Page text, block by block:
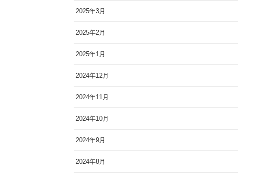
2025年3月
2025年2月
2025年1月
2024年12月
2024年11月
2024年10月
2024年9月
2024年8月